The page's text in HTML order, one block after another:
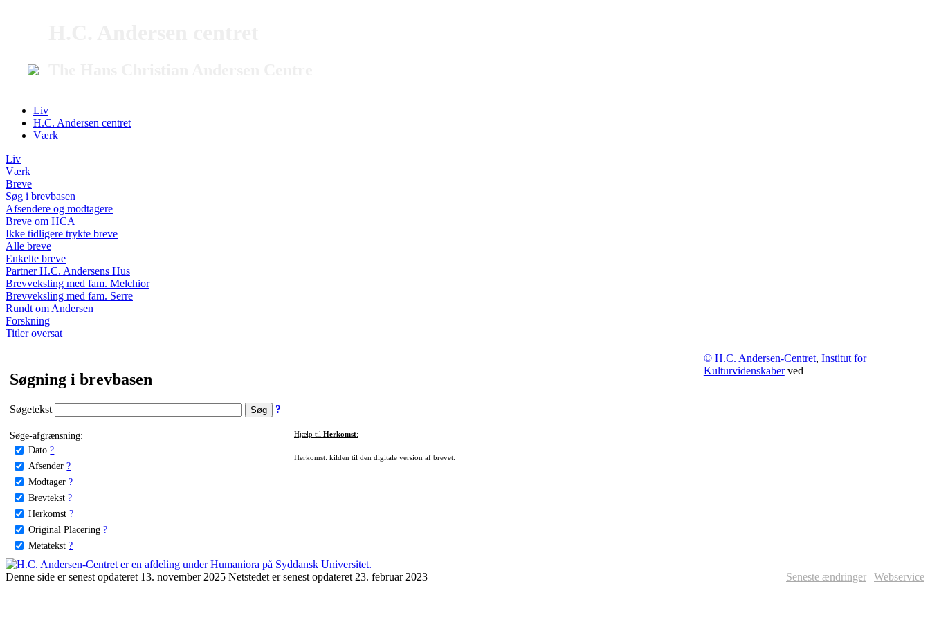
Liv
H.C. Andersen centret
Værk
Liv
Værk
Breve
Søg i brevbasen
Afsendere og modtagere
Breve om HCA
Ikke tidligere trykte breve
Alle breve
Enkelte breve
Partner H.C. Andersens Hus
Brevveksling med fam. Melchior
Brevveksling med fam. Serre
Rundt om Andersen
Forskning
Titler oversat
Søgning i brevbasen
Søgetekst ?
Søge-afgrænsning:
Dato ?
Afsender ?
Modtager ?
Brevtekst ?
Herkomst ?
Original Placering ?
Metatekst ?
Hjælp til Herkomst:
Herkomst: kilden til den digitale version af brevet.
© H.C. Andersen-Centret, Institut for
Kulturvidenskaberved
Denne side er senest opdateret 13. november 2025 Netstedet er senest opdateret 23. februar 2023 Seneste ændringer | Webservice